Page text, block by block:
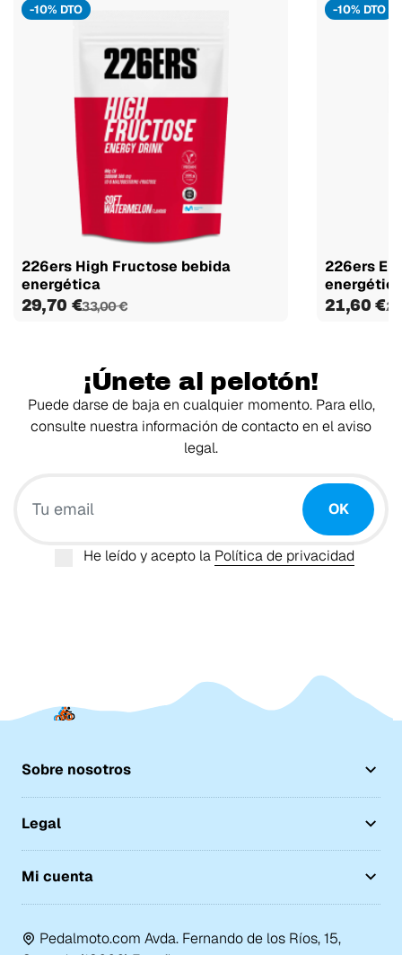
-10% DTO
226ers High Fructose bebida
energética
29,70 €33,00 €
-10% DTO
226ers
21,60 €
¡Únete al pelotón!
Puede darse de baja en cualquier momento. Para ello,
consulte nuestra información de contacto en el aviso
legal.
OK
He leído y acepto la Política de privacidad
Sobre nosotros
Legal
Mi cuenta
Pedalmoto.com Avda. Fernando de los Ríos, 15,